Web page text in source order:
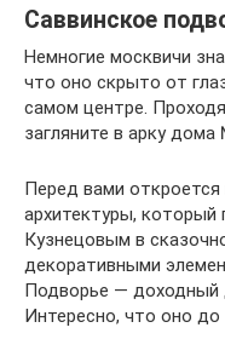
Саввинское
Немногие москвичи
что оно скрыто от
самом центре.
загляните в арку дома
Перед вами
архитектуры, который
Кузнецовым в
декоративными
Подворье — доходный
Интересно, что оно до